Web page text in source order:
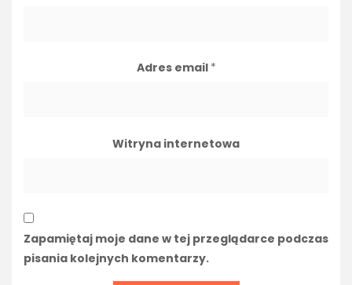
Adres email *
Witryna internetowa
Zapamiętaj moje dane w tej przeglądarce podczas
pisania kolejnych komentarzy.